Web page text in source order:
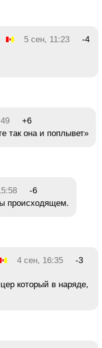
5 сен, 11:23 -4
+6
так она и поплывет»
-6
происходящем.
4 сен, 16:35 -3
который в наряде,